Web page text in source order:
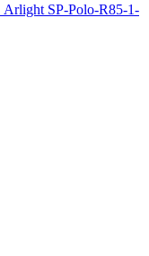
SP-Polo-R85-1-